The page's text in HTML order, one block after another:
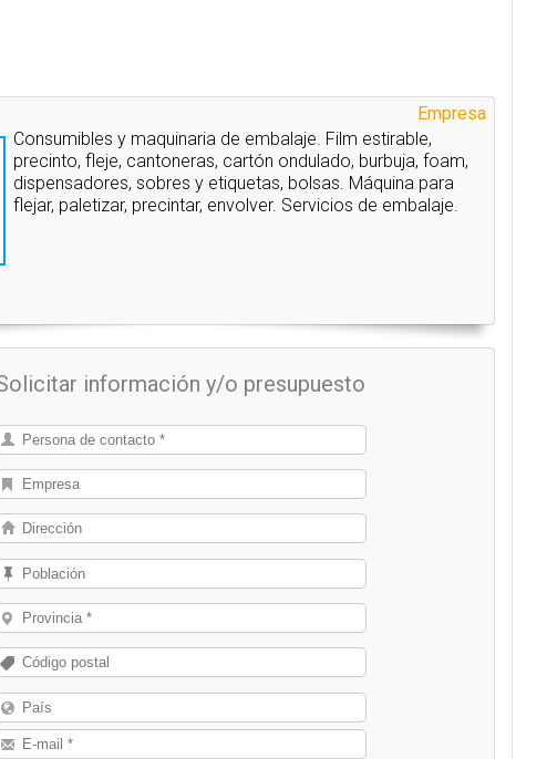
Empresa
Consumibles y maquinaria de embalaje. Film estirable,
precinto, fleje, cantoneras, cartón ondulado, burbuja, foam,
dispensadores, sobres y etiquetas, bolsas. Máquina para
flejar, paletizar, precintar, envolver. Servicios de embalaje.
información y/o presupuesto